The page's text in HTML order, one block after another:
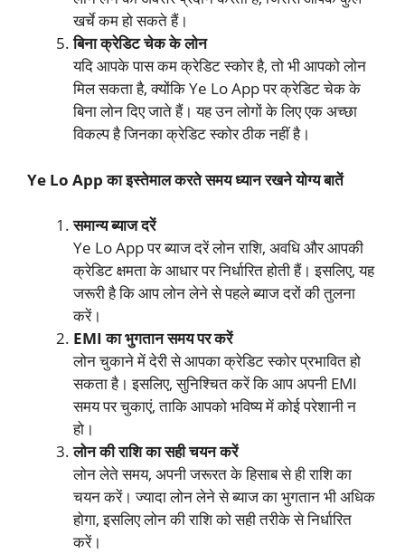
खर्चे कम हो सकते हैं।
बिना क्रेडिट चेक के लोन
यदि आपके पास कम क्रेडिट स्कोर है, तो भी आपको लोन
मिल सकता है, क्योंकि Ye Lo App पर क्रेडिट चेक के
बिना लोन दिए जाते हैं। यह उन लोगों के लिए एक अच्छा
विकल्प है जिनका क्रेडिट स्कोर ठीक नहीं है।
Ye Lo App का इस्तेमाल करते समय ध्यान रखने योग्य बातें
समान्य ब्याज दरें
Ye Lo App पर ब्याज दरें लोन राशि, अवधि और आपकी
क्रेडिट क्षमता के आधार पर निर्धारित होती हैं। इसलिए, यह
जरूरी है कि आप लोन लेने से पहले ब्याज दरों की तुलना
करें।
EMI का भुगतान समय पर करें
लोन चुकाने में देरी से आपका क्रेडिट स्कोर प्रभावित हो
सकता है। इसलिए, सुनिश्चित करें कि आप अपनी EMI
समय पर चुकाएं, ताकि आपको भविष्य में कोई परेशानी न
हो।
लोन की राशि का सही चयन करें
लोन लेते समय, अपनी जरूरत के हिसाब से ही राशि का
चयन करें। ज्यादा लोन लेने से ब्याज का भुगतान भी अधिक
होगा, इसलिए लोन की राशि को सही तरीके से निर्धारित
करें।